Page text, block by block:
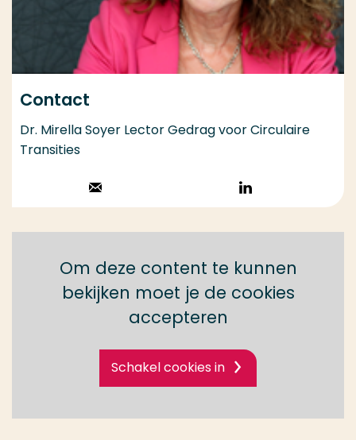
Contact
Dr. Mirella Soyer Lector Gedrag voor Circulaire
Transities
Stuur een email
Volg op
LinkedIn
Om deze content te kunnen
bekijken moet je de cookies
accepteren
Schakel cookies in